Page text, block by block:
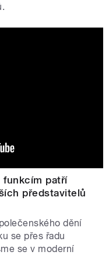
funkcím patří
představitelů
dění
se přes řadu
se v moderní